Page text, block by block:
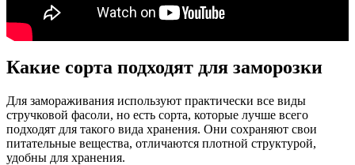
Какие сорта подходят для заморозки
Для замораживания используют практически все виды
стручковой фасоли, но есть сорта, которые лучше всего
подходят для такого вида хранения. Они сохраняют свои
питательные вещества, отличаются плотной структурой,
удобны для хранения.